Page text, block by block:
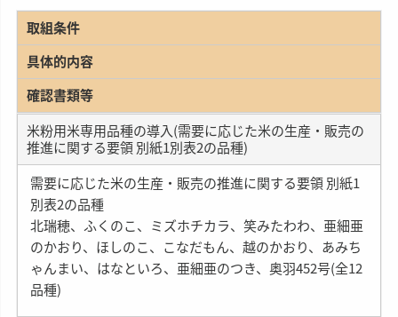
取組条件
具体的内容
確認書類等
米粉用米専用品種の導入(需要に応じた米の生産・販売の
推進に関する要領 別紙1別表2の品種)
需要に応じた米の生産・販売の推進に関する要領 別紙1
別表2の品種
北瑞穂、ふくのこ、ミズホチカラ、笑みたわわ、亜細亜
のかおり、ほしのこ、こなだもん、越のかおり、あみち
ゃんまい、はなといろ、亜細亜のつき、奥羽452号(全12
品種)